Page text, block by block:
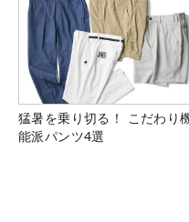
猛暑を乗り切る！ こだわり
能派パンツ4選